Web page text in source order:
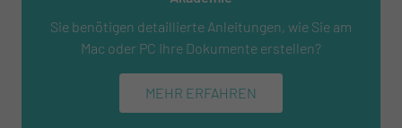
Sie benötigen detaillierte Anleitungen, wie Sie am
Mac oder PC Ihre Dokumente erstellen?
MEHR ERFAHREN